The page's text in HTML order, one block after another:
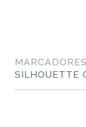
SILHOUETTE